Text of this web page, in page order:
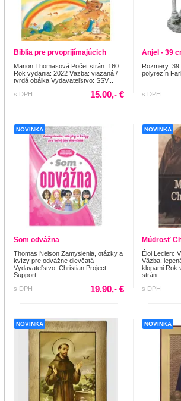
Biblia pre prvoprijímajúcich
Marion Thomasová Počet strán: 160
Rok vydania: 2022 Väzba: viazaná /
tvrdá obálka Vydavateľstvo: SSV...
s DPH
15.00,- €
Anjel - 39
Rozmery: 39
polyrezín
s DPH
NOVINKA
Som odvážna
Thomas Nelson Zamyslenia, otázky a
kvízy pre odvážne dievčatá
Vydavateľstvo: Christian Project
Support ...
s DPH
19.90,- €
NOVINKA
Múdrosť
Éloi Leclerc
Väzba:
klopami Rok
strán...
s DPH
NOVINKA NOVINKA